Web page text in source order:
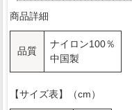
商品詳細
品質
ナイロン100％
中国製
【サイズ表】（cm）